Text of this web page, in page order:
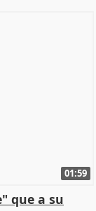
01:59
que a su